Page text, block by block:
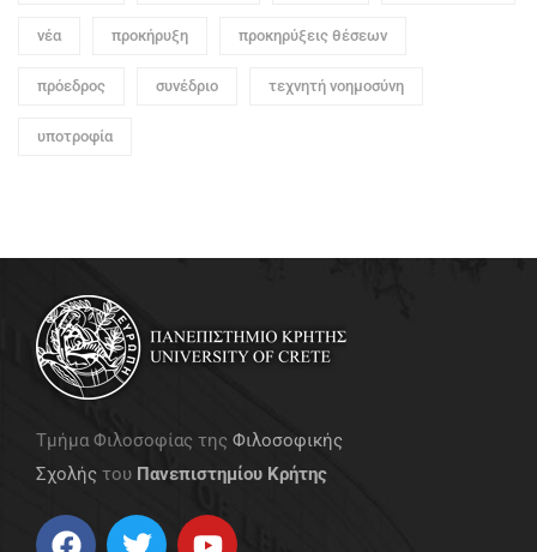
νέα προκήρυξη προκηρύξεις θέσεων
πρόεδρος συνέδριο τεχνητή νοημοσύνη
υποτροφία
Τμήμα Φιλοσοφίας της Φιλοσοφικής
Σχολής του Πανεπιστημίου Κρήτης